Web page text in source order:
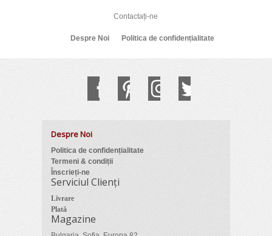
Contactați-ne
Despre Noi Politica de confidențialitate
Despre Noi
Politica de confidențialitate
Termeni & condiții
Înscrieți-ne
Serviciul Clienți
Livrare
Plată
Magazine